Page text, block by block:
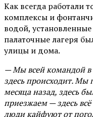
Как всегда работали
комплексы и
водой,
палаточные лагеря
улицы и дома.
— Мы всей командой в
здесь происходит.
месяца назад, здесь
приезжаем — здесь всё
люди кайфуют от